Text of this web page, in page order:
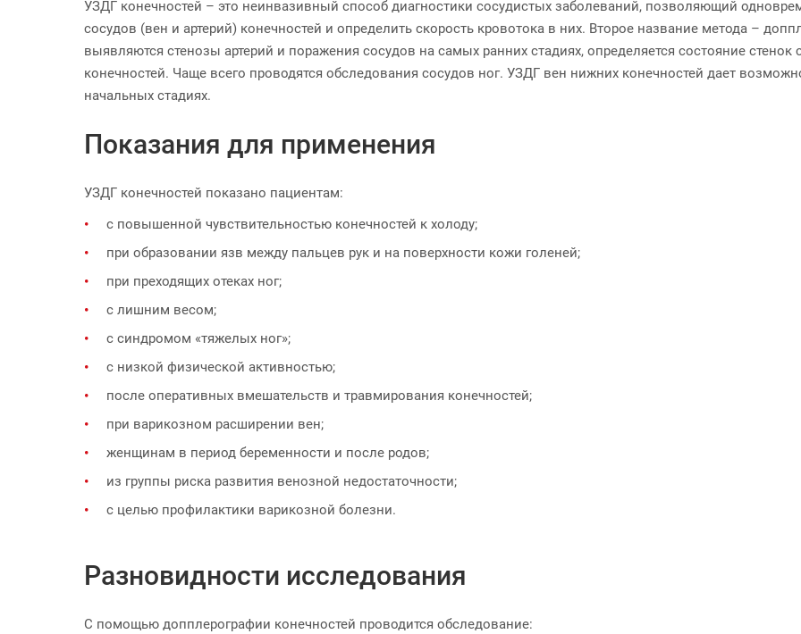
УЗДГ конечностей – это неинвазивный способ диагностики сосудистых заболеваний, позволяющий
сосудов (вен и артерий) конечностей и определить скорость кровотока в них. Второе название метода –
выявляются стенозы артерий и поражения сосудов на самых ранних стадиях, определяется состояние
конечностей. Чаще всего проводятся обследования сосудов ног. УЗДГ вен нижних конечностей дает
начальных стадиях.
Показания для применения
УЗДГ конечностей показано пациентам:
с повышенной чувствительностью конечностей к холоду;
при образовании язв между пальцев рук и на поверхности кожи голеней;
при преходящих отеках ног;
с лишним весом;
с синдромом «тяжелых ног»;
с низкой физической активностью;
после оперативных вмешательств и травмирования конечностей;
при варикозном расширении вен;
женщинам в период беременности и после родов;
из группы риска развития венозной недостаточности;
с целью профилактики варикозной болезни.
Разновидности исследования
С помощью допплерографии конечностей проводится обследование: